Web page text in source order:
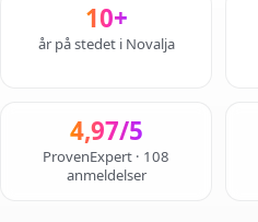
10+
år på stedet i Novalja
4,97/5
ProvenExpert · 108
anmeldelser